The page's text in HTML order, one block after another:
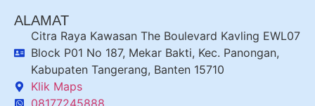
ALAMAT
Citra Raya Kawasan The Boulevard Kavling EWL07
Block P01 No 187, Mekar Bakti, Kec. Panongan,
Kabupaten Tangerang, Banten 15710
Klik Maps